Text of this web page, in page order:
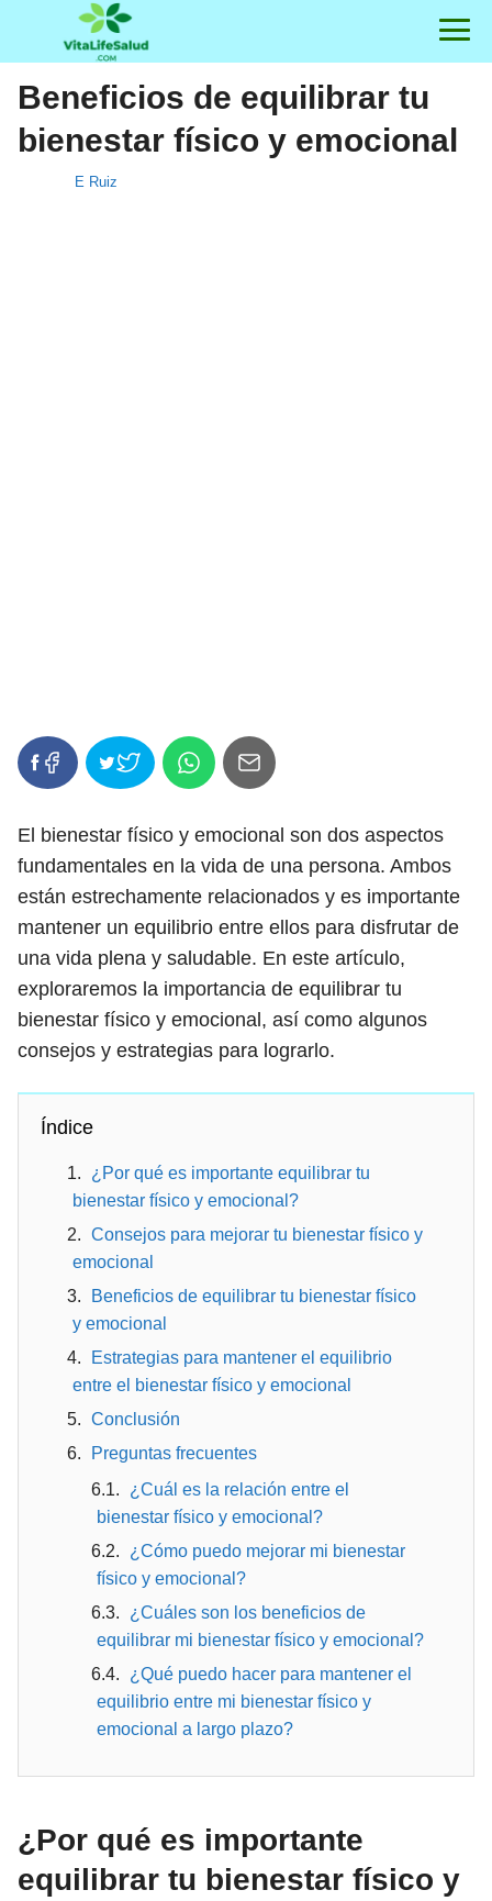
Beneficios de equilibrar tu
bienestar físico y emocional
E Ruiz
El bienestar físico y emocional son dos aspectos
fundamentales en la vida de una persona. Ambos
están estrechamente relacionados y es importante
mantener un equilibrio entre ellos para disfrutar de
una vida plena y saludable. En este artículo,
exploraremos la importancia de equilibrar tu
bienestar físico y emocional, así como algunos
consejos y estrategias para lograrlo.
Índice
¿Por qué es importante equilibrar tu
bienestar físico y emocional?
Consejos para mejorar tu bienestar físico y
emocional
Beneficios de equilibrar tu bienestar físico
y emocional
Estrategias para mantener el equilibrio
entre el bienestar físico y emocional
Conclusión
Preguntas frecuentes
¿Cuál es la relación entre el
bienestar físico y emocional?
¿Cómo puedo mejorar mi bienestar
físico y emocional?
¿Cuáles son los beneficios de
equilibrar mi bienestar físico y emocional?
¿Qué puedo hacer para mantener el
equilibrio entre mi bienestar físico y
emocional a largo plazo?
¿Por qué es importante
equilibrar tu bienestar físico y